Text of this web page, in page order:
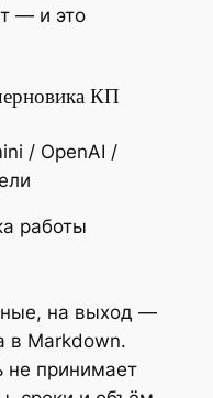
— и это
КП
/ OpenAI /
работы
на выход —
в Markdown.
не принимает